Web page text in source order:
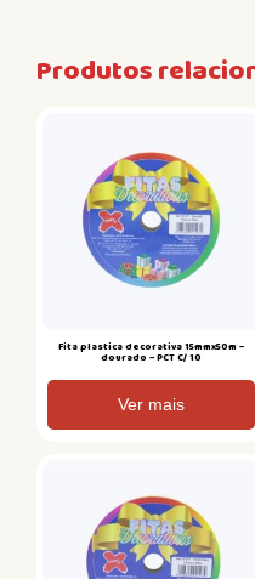
Produtos
Fita plastica decorativa 15mmx50m –
dourado – PCT C/ 10
Ver mais